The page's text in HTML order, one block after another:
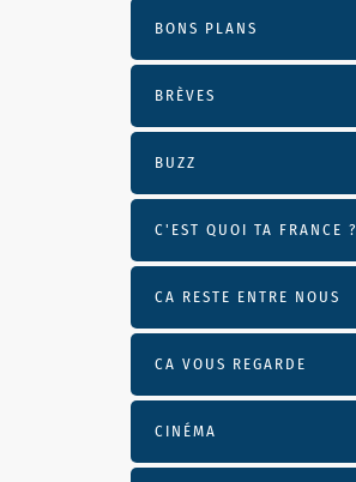
BONS PLANS
BRÈVES
BUZZ
C'EST QUOI TA FRANCE ?
CA RESTE ENTRE NOUS
CA VOUS REGARDE
CINÉMA